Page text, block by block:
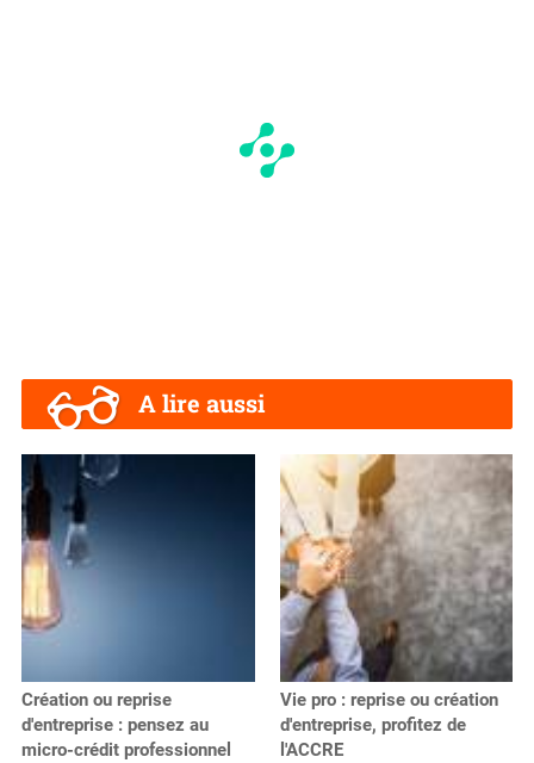
A lire aussi
Création ou reprise
d'entreprise : pensez au
micro-crédit professionnel
Vie pro : reprise ou création
d'entreprise, profitez de
l'ACCRE